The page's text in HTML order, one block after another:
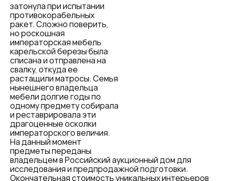
затонула при испытании
противокорабельных
ракет. Сложно поверить,
но роскошная
императорская мебель
карельской березы была
списана и отправлена на
свалку, откуда ее
растащили матросы. Семья
нынешнего владельца
мебели долгие годы по
одному предмету собирала
и реставрировала эти
драгоценные осколки
императорского величия.
На данный момент
предметы переданы
владельцем в Российский аукционный дом для
исследования и предпродажной подготовки.
Окончательная стоимость уникальных интерьеров